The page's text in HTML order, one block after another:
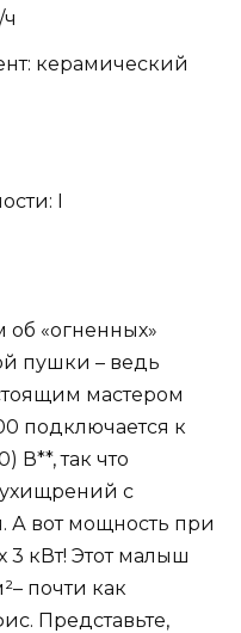
керамический
I
об «огненных»
пушки – ведь
мастером
подключается к
В**, так что
с
А вот мощность при
3 кВт! Этот малыш
почти как
Представьте,